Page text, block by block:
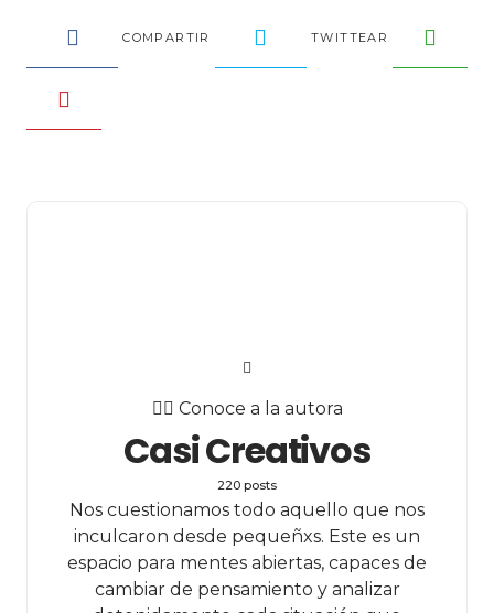
COMPARTIR TWITTEAR
✍🏻 Conoce a la autora
Casi Creativos
220 posts
Nos cuestionamos todo aquello que nos
inculcaron desde pequeñxs. Este es un
espacio para mentes abiertas, capaces de
cambiar de pensamiento y analizar